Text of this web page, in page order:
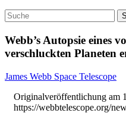
Webb’s Autopsie eines
verschluckten Planeten
James Webb Space Telescope
Originalveröffentlichung am
https://webbtelescope.org/